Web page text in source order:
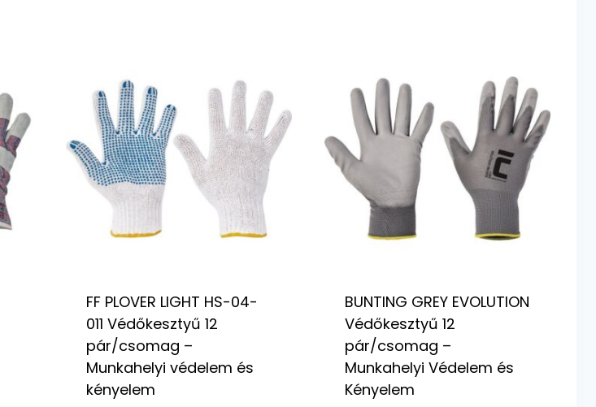
FF PLOVER LIGHT HS-04-
011 Védőkesztyű 12
pár/csomag –
Munkahelyi védelem és
kényelem
BUNTING GREY EVOLUTION
Védőkesztyű 12
pár/csomag –
Munkahelyi Védelem és
Kényelem